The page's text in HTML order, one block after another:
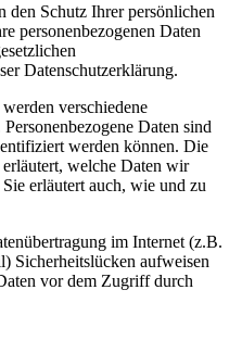
den Schutz Ihrer persönlichen
personenbezogenen Daten
Datenschutzerklärung.
verschiedene
Daten sind
werden können. Die
welche Daten wir
erläutert auch, wie und zu
im Internet (z.B.
Sicherheitslücken aufweisen
vor dem Zugriff durch